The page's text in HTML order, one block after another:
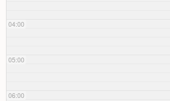
04:00
05:00
06:00